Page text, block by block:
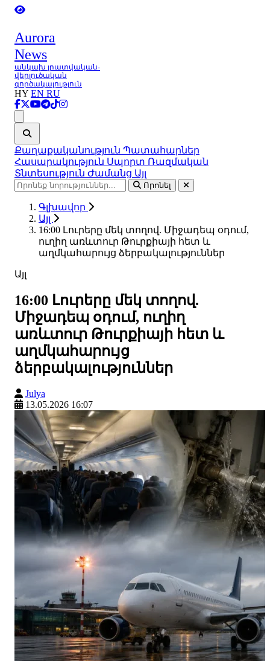
Aurora
News
անկախ լրատվական-
վերլուծական
գործակալություն
HY EN RU
Քաղաքականություն Պատահարներ
Հասարակություն Սպորտ Ռազմական
Տնտեսություն Ժամանց Այլ
Որոնել
Գլխավոր
Այլ
16:00 Լուրերը մեկ տողով. Միջադեպ օդում,
ուղիղ առևտուր Թուրքիայի հետ և
աղմկահարույց ձերբակալություններ
Այլ
16:00 Լուրերը մեկ տողով.
Միջադեպ օդում, ուղիղ
առևտուր Թուրքիայի հետ և
աղմկահարույց
ձերբակալություններ
Julya
13.05.2026 16:07